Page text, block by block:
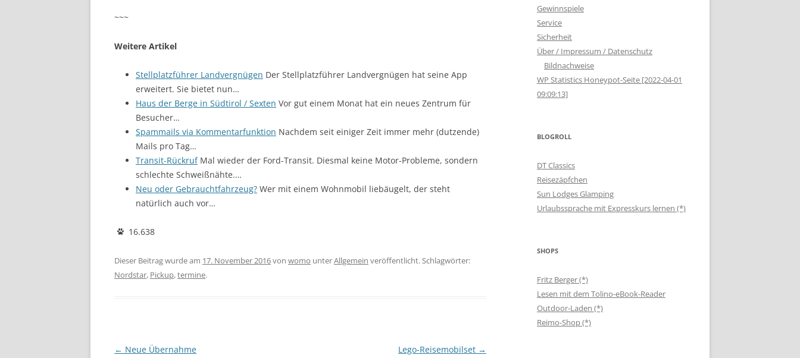
~~~
Weitere Artikel
Stellplatzführer Landvergnügen Der Stellplatzführer Landvergnügen hat seine App
erweitert. Sie bietet nun…
Haus der Berge in Südtirol / Sexten Vor gut einem Monat hat ein neues Zentrum für
Besucher…
Spammails via Kommentarfunktion Nachdem seit einiger Zeit immer mehr (dutzende)
Mails pro Tag…
Transit-RückrufMal wieder der Ford-Transit. Diesmal keine Motor-Probleme, sondern
schlechte Schweißnähte.…
Neu oder Gebrauchtfahrzeug? Wer mit einem Wohnmobil liebäugelt, der steht
natürlich auch vor…
16.638
Dieser Beitrag wurde am 17. November 2016von womo unterAllgemein veröffentlicht. Schlagwörter:
Nordstar, Pickup,termine.
Beitragsnavigation
← Neue Übernahme Lego-Reisemobilset →
Gewinnspiele
Service
Sicherheit
Über / Impressum / Datenschutz
Bildnachweise
WP Statistics Honeypot-Seite [2022-04-01
09:09:13]
BLOGROLL
DT Classics
Reisezäpfchen
Sun Lodges Glamping
Urlaubssprache mit Expresskurs lernen (*)
SHOPS
Fritz Berger (*)
Lesen mit dem Tolino-eBook-Reader
Outdoor-Laden (*)
Reimo-Shop (*)